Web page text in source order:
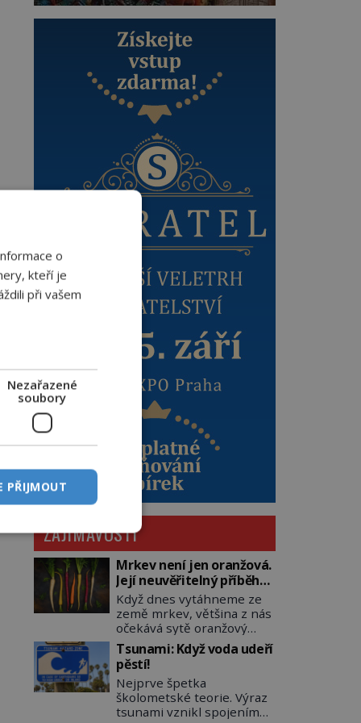
ZAJÍMAVOSTI
Mrkev není jen oranžová.
Její neuvěřitelný příběh
začíná fialovou barvou
Když dnes vytáhneme ze
země mrkev, většina z nás
očekává sytě oranžový
kořen. Jenže po většinu
své historie je mrkev
všechno možné, jen ne
oranžová. Je fialová, žlutá,
bílá, někdy dokonce téměř
černá. Až díky stovkám let
Tsunami: Když voda udeří
pěstí!
Nejprve špetka
školometské teorie. Výraz
tsunami vznikl spojením
o
kteří je
při vašem
Nezařazené
soubory
PŘIJMOUT